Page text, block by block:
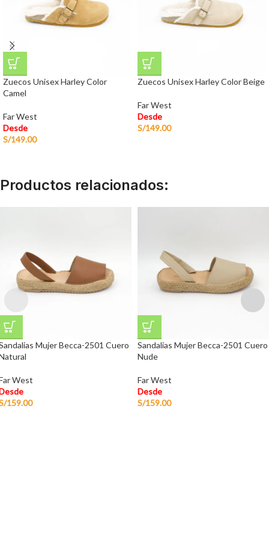
Zuecos Unisex Harley Color
Camel
Far West
Desde
S/149.00
Zuecos Unisex Harley Color Beige
Far West
Desde
S/149.00
Productos relacionados:
Mujer Becca-2501 Cuero
West
159.00
Sandalias Mujer Becca-2501 Cuero
Nude
Far West
Desde
S/159.00